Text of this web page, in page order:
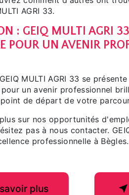
AGRI 33.
: GEIQ MULTI AGRI
POUR UN AVENIR
MULTI AGRI 33 se
un avenir professionnel
de départ de votre
sur nos opportunités
pas à nous contacter.
professionnelle à Bègles.
plus